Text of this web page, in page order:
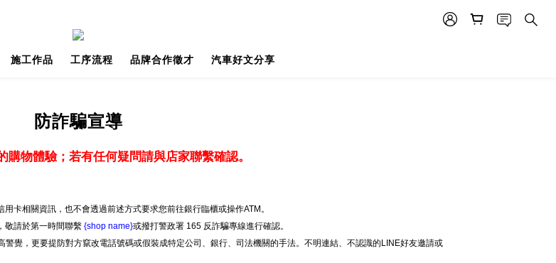
施工作品 工序流程 品牌合作徵才 汽車好文分享
防詐騙宣導
物體驗；若有任何疑問請與店家聯繫確認。
卡相關資訊，也不會透過前述方式要求您前往銀行臨櫃或操作ATM。
敬請於第一時間聯繫 {shop name}或撥打警政署 165 反詐騙專線進行確認。
覺，更要提防對方竄改電話號碼或假裝成特定公司、銀行、司法機關的手法。不明連結、不認識的LINE好友邀請或